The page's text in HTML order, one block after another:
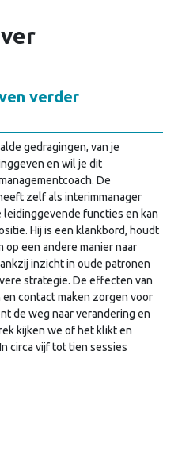
verder
gedragingen, van je
en wil je dit
De
zelf als interimmanager
functies en kan
Hij is een klankbord, houdt
een andere manier naar
inzicht in oude patronen
strategie. De effecten van
contact maken zorgen voor
de weg naar verandering en
kijken we of het klikt en
circa vijf tot tien sessies